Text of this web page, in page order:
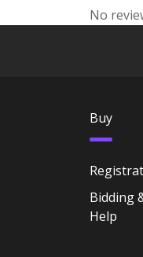
No
Buy
Bidding
Help